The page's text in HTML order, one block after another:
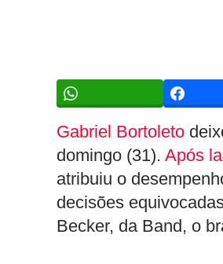
Gabriel Bortoleto
domingo (31). Após
atribuiu o
decisões
Becker, da Band, o